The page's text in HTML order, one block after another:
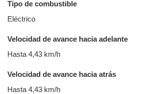
Tipo de combustible
Eléctrico
Velocidad de avance hacia adelante
Hasta 4,43 km/h
Velocidad de avance hacia atrás
Hasta 4,43 km/h